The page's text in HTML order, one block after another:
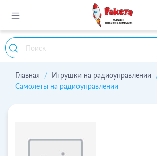
Главная
Игрушки на радиоуправлении
Самолеты на радиоуправлении